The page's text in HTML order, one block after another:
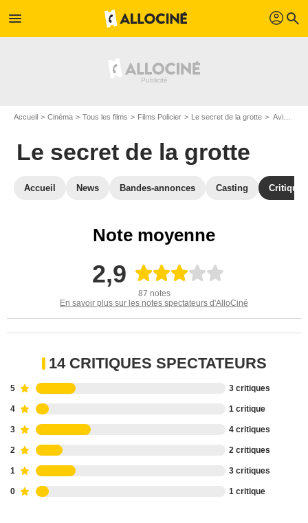
menu profil search
Accueil Cinéma Tous les films Films Policier Le secret de la grotte Avis sur Le secret de la grotte
Le secret de la grotte
Accueil News Bandes-annonces Casting
Note moyenne
2,9
87 notes
En savoir plus sur les notes spectateurs d'AlloCiné
14 CRITIQUES SPECTATEURS
5 3 critiques
4 1 critique
3 4 critiques
2 2 critiques
1 3 critiques
0 1 critique